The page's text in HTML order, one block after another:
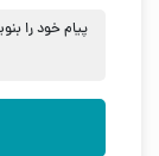
پیام خود را